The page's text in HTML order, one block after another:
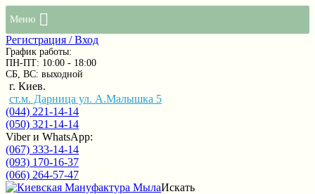
Меню
Регистрация / Вход
График работы:
ПН-ПТ: 10:00 - 18:00
СБ, ВС: выходной
г. Киев.
ст.м. Дарница ул. А.Малышка 5
(044) 221-14-14
(050) 321-14-14
Viber и WhatsApp:
(067) 333-14-14
(093) 170-16-37
(066) 264-57-47
Искать